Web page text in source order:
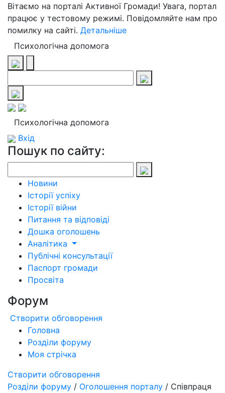
Вітаємо на порталі Активної Громади! Увага, портал
працює у тестовому режимі. Повідомляйте нам про
помилку на сайті. Детальніше
Психологічна допомога
Психологічна допомога
Вхід
Пошук по сайту:
Новини
Історії успіху
Історії війни
Питання та відповіді
Дошка оголошень
Аналітика
Публічні консультації
Паспорт громади
Просвіта
Форум
Створити обговорення
Головна
Розділи форуму
Моя стрічка
Створити обговорення
Розділи форуму / Оголошення порталу / Співпраця